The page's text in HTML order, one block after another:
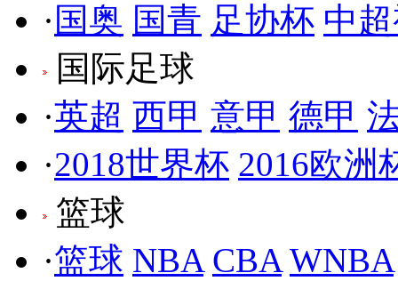
· 国奥 国青 足协杯 中
国际足球
·英超 西甲 意甲 德甲
·2018世界杯 2016欧洲
篮球
·篮球 NBA CBA WNBA